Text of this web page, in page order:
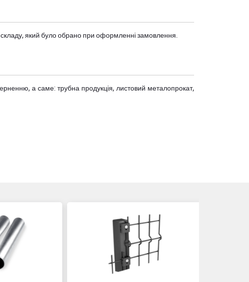
складу, який було обрано при оформленні замовлення.
а саме: трубна продукція, листовий металопрокат,